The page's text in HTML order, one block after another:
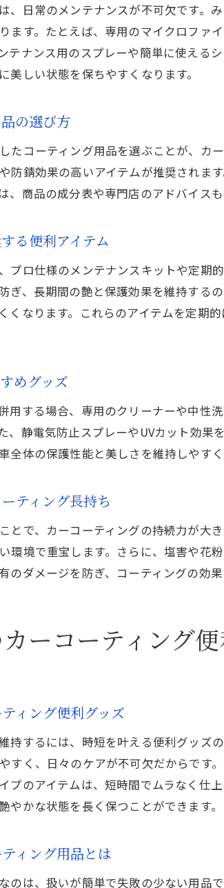
、日常のメンテナンスが不可欠です。
ます。たとえば、専用のマイクロフ
テナンス用のスプレーや簡単に使える
しい状態を保ちやすくなります。
の選び方
たコーティング用品を選ぶことが、カ
防錆効果の高いアイテムが推奨されま
、商品の成分表や専門店のアドバイス
る便利アイテム
プロ仕様のメンテナンスキットや定期
ぎ、長期間の艶と保護効果を維持する
くなります。これらのアイテムを定期
めグッズ
用する場合、専用のクリーナーや中性
、静電気防止スプレーやUVカット効
全体の保護性能と美しさを維持しやすく
ティング長持ち
とで、カーコーティングの持続力が大
環境で重宝します。さらに、塩害や花
ダメージを防ぎ、コーティングの効果
ーコーティング便
ィング便利グッズ
持するには、時短を叶える便利グッ
すく、日々のケアが不可欠だからです
プのアイテムは、短時間でムラなく仕
かな状態を長く保つことができます。
ィング用品とは
のは、扱いが簡単で失敗の少ない用品